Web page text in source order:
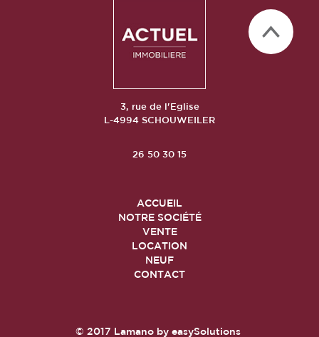
3, rue de l'Eglise
L-4994 SCHOUWEILER
26 50 30 15
ACCUEIL
NOTRE SOCIÉTÉ
VENTE
LOCATION
NEUF
CONTACT
© 2017 Lamanoby easySolutions